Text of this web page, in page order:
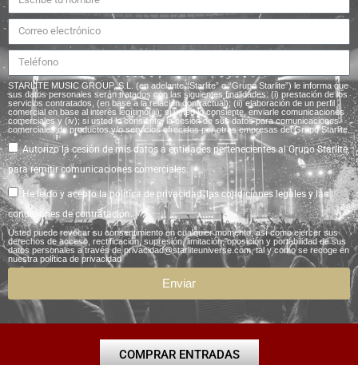
STARLITE MUSIC GROUP, S.L. (en adelante “Starlite” o “Grupo Starlite”) le informa que
sus datos personales serán tratados con las siguientes finalidades: (i) prestación de los
servicios contratados, (en base a la relación contractual); (ii) elaboración de un perfil
comercial en base al interés legítimo(iii); si usted lo consiente, enviarle comunicaciones
comerciales y (iv); si usted lo consiente, la cesión de sus datos para comunicaciones
comerciales de productos y/o servicios ofrecidos por otras empresas del Grupo Starlite.
Autorizo la cesión de mis datos a entidades pertenecientes al Grupo Starlite,
para remitir comunicaciones comerciales.
He leído y acepto lapolítica de privacidad, lascondiciones legalesy las
condiciones de contratación.
Usted puede revocar su consentimiento en cualquier momento, así como ejercer sus
derechos de acceso, rectificación, supresión, limitación, oposición y portabilidad de sus
datos personales a través de privacidad@starliteuniverse.com, tal y como se recoge en
nuestra política de privacidad
Enviar
COMPRAR ENTRADAS